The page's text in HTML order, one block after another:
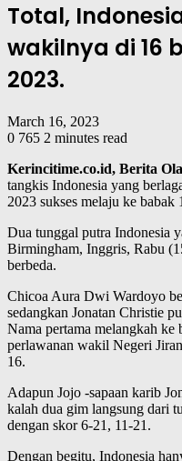
Total,
wakilnya di 16
2023.
March 16, 2023
0 765 2 minutes read
Kerincitime.co.id, Berita
tangkis Indonesia yang
2023 sukses melaju ke babak
Dua tunggal putra Indonesia
Birmingham, Inggris, Rabu
berbeda.
Chicoa Aura Dwi Wardoyo
sedangkan Jonatan Christie
Nama pertama melangkah ke
perlawanan wakil Negeri
16.
Adapun Jojo -sapaan karib
kalah dua gim langsung dari
dengan skor 6-21, 11-21.
Dengan begitu, Indonesia